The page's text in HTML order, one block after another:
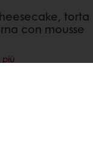
torta
con mousse
più